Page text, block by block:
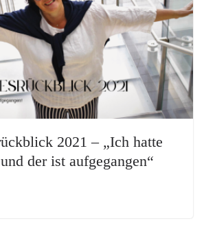
2021 – „Ich hatte
der ist aufgegangen“